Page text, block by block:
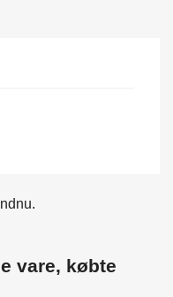
vare, købte